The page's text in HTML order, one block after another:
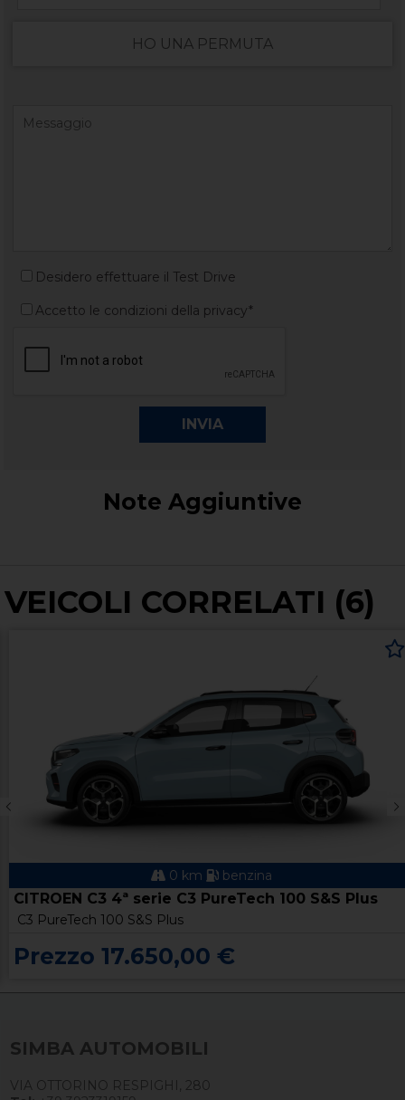
HO UNA PERMUTA
Desidero effettuare il Test Drive
Accetto le condizioni della privacy*
Note Aggiuntive
VEICOLI CORRELATI (6)
0 km benzina
CITROEN C3 4ª serie C3 PureTech 100 S&S Plus
C3 PureTech 100 S&S Plus
Prezzo 17.650,00 €
SIMBA AUTOMOBILI
VIA OTTORINO RESPIGHI, 280